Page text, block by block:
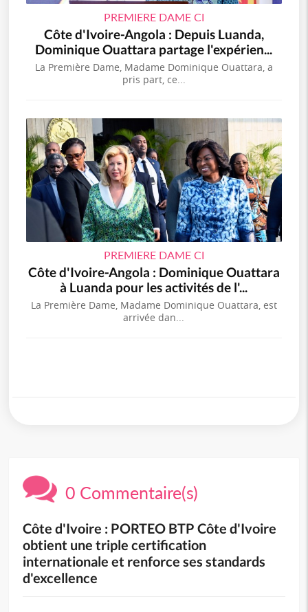
PREMIERE DAME CI
Côte d'Ivoire-Angola : Depuis Luanda,
Dominique Ouattara partage l'expérien...
La Première Dame, Madame Dominique Ouattara, a
pris part, ce...
PREMIERE DAME CI
Côte d'Ivoire-Angola : Dominique Ouattara
à Luanda pour les activités de l'...
La Première Dame, Madame Dominique Ouattara, est
arrivée dan...
0 Commentaire(s)
Côte d'Ivoire : PORTEO BTP Côte d'Ivoire
obtient une triple certification
internationale et renforce ses standards
d'excellence